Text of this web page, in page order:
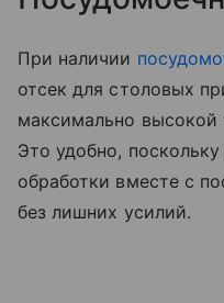
При наличии
отсек для столовых
максимально
Это удобно,
обработки вместе с
без лишних усилий.